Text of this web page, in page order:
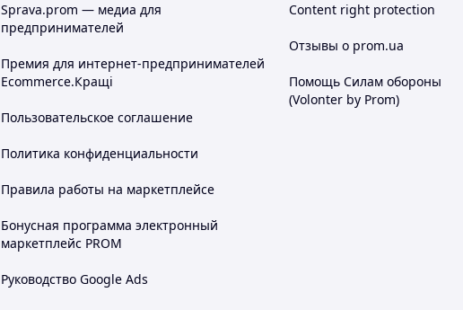
Sprava.prom — медиа для
предпринимателей
Премия для интернет-предпринимателей
Ecommerce.Кращі
Пользовательское соглашение
Политика конфиденциальности
Правила работы на маркетплейсе
Бонусная программа электронный
маркетплейс PROM
Руководство Google Ads
Content right protection
Отзывы о prom.ua
Помощь Силам обороны
(Volonter by Prom)